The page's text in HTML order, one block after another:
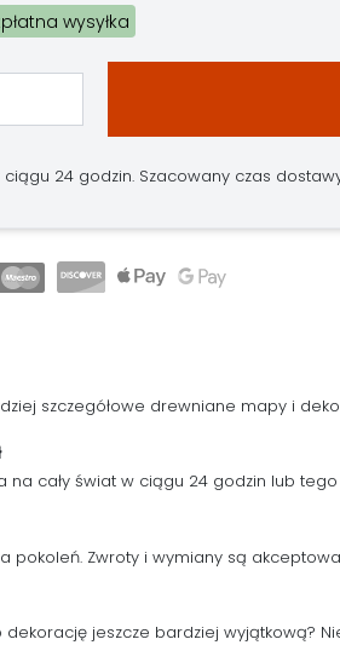
wysyłka
24 godzin. Szacowany czas dostawy:
szczegółowe drewniane mapy i
na cały świat w ciągu 24 godzin lub
pokoleń. Zwroty i wymiany są
dekorację jeszcze bardziej wyjątkową?